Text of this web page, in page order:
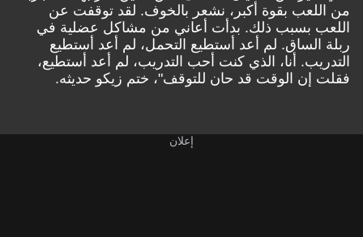
من اللعب بقوة أكبر، نشعر بالخوف. لقد توقفت عن
اللعب بسبب ذلك. بدأت أعاني من مشاكل عضلية في
ربلة الساق. لم أعد أستطيع التحمل، لم أعد أستطيع
التدريب. أنا، الذي كنت أحب التدريب، لم أعد أستطيع،
فقلت إن الوقت قد حان للتوقف"، ختم زيكو حديثه.